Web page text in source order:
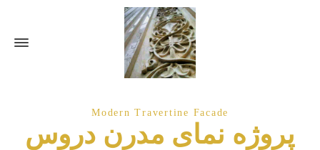
Modern Travertine Facade
پروژه نمای مدرن دروس